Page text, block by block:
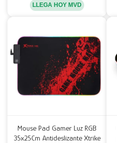
LLEGA HOY MVD
Mouse Pad Gamer Luz RGB
35x25Cm Antideslizante Xtrike